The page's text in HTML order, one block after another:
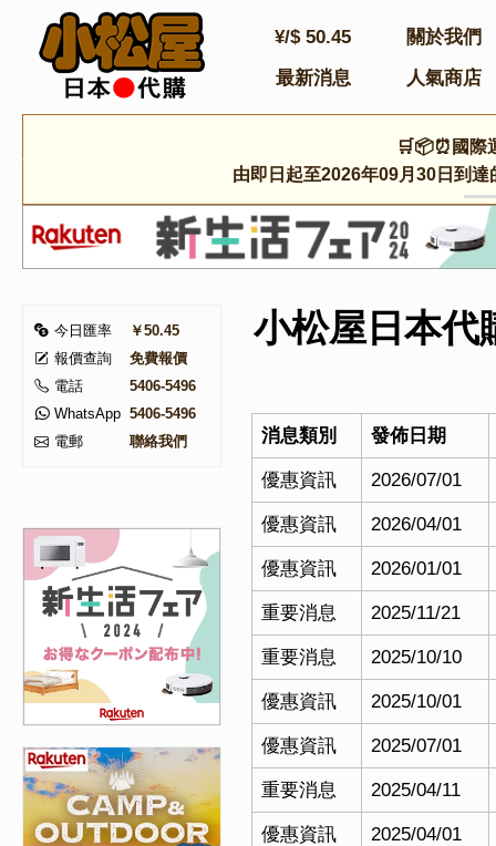
¥/$50.45
關於我們
最新消息
人氣商店
🛒📦⏰國際
由即日起至2026年09月30日到
今日匯率
￥50.45
報價查詢
免費報價
電話
5406-5496
WhatsApp 5406-5496
電郵
聯絡我們
小松屋日本代
消息類別 發佈日期
優惠資訊 2026/07/01
優惠資訊 2026/04/01
優惠資訊 2026/01/01
重要消息 2025/11/21
重要消息 2025/10/10
優惠資訊 2025/10/01
優惠資訊 2025/07/01
重要消息 2025/04/11
優惠資訊 2025/04/01